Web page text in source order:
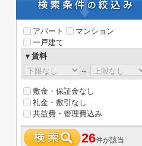
アパート
マンション
一戸建て
▼賃料
～
敷金・保証金なし
礼金・敷引なし
共益費・管理費込み
26件が該当